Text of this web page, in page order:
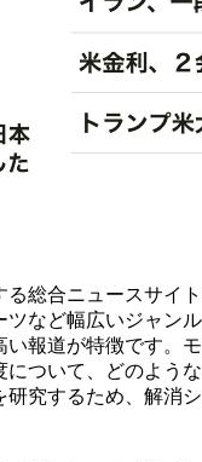
総合ニュースサイト
ツなど幅広いジャンル
報道が特徴です。モ
ついて、どのような
究するため、解消シ